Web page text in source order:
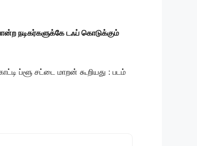
நடிகர்களுக்கே டஃப் கொடுக்கும்
ப்ளூ சட்டை மாறன் கூறியது : படம்